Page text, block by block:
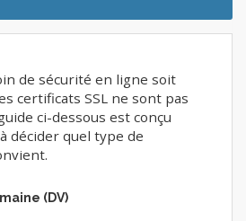
de sécurité en ligne soit
certificats SSL ne sont pas
ci-dessous est conçu
décider quel type de
(DV)